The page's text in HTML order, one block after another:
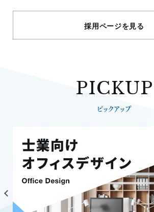
採用ページを見る
PICKUP
ピックアップ